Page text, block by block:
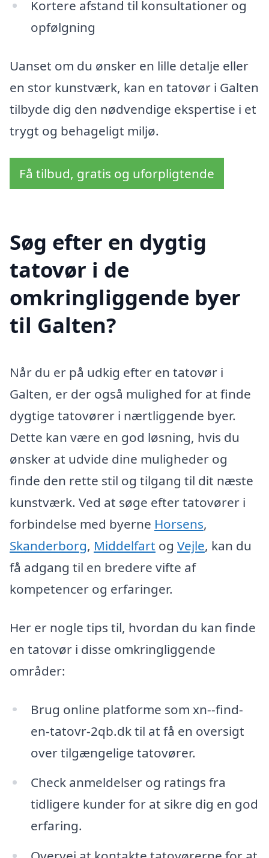
Kortere afstand til konsultationer og
opfølgning
Uanset om du ønsker en lille detalje eller
en stor kunstværk, kan en tatovør i Galten
tilbyde dig den nødvendige ekspertise i et
trygt og behageligt miljø.
Få tilbud, gratis og uforpligtende
Søg efter en dygtig
tatovør i de
omkringliggende byer
til Galten?
Når du er på udkig efter en tatovør i
Galten, er der også mulighed for at finde
dygtige tatovører i nærtliggende byer.
Dette kan være en god løsning, hvis du
ønsker at udvide dine muligheder og
finde den rette stil og tilgang til dit næste
kunstværk. Ved at søge efter tatovører i
forbindelse med byerne Horsens,
Skanderborg, Middelfart og Vejle, kan du
få adgang til en bredere vifte af
kompetencer og erfaringer.
Her er nogle tips til, hvordan du kan finde
en tatovør i disse omkringliggende
områder:
Brug online platforme som xn--find-
en-tatovr-2qb.dk til at få en oversigt
over tilgængelige tatovører.
Check anmeldelser og ratings fra
tidligere kunder for at sikre dig en god
erfaring.